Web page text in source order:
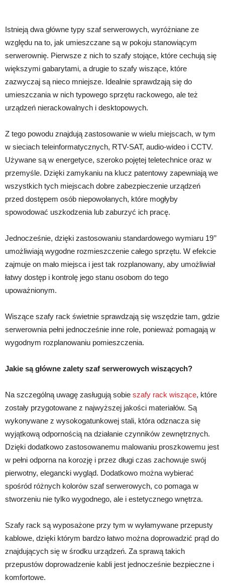
Istnieją dwa główne typy szaf serwerowych, wyróżniane ze
względu na to, jak umieszczane są w pokoju stanowiącym
serwerownię. Pierwsze z nich to szafy stojące, które cechują się
większymi gabarytami, a drugie to szafy wiszące, które
zazwyczaj są nieco mniejsze. Idealnie sprawdzają się do
umieszczania w nich typowego sprzętu rackowego, ale też
urządzeń nierackowalnych i desktopowych.
Z tego powodu znajdują zastosowanie w wielu miejscach, w tym
w sieciach teleinformatycznych, RTV-SAT, audio-wideo i CCTV.
Używane są w energetyce, szeroko pojętej teletechnice oraz w
przemyśle. Dzięki zamykaniu na klucz patentowy zapewniają we
wszystkich tych miejscach dobre zabezpieczenie urządzeń
przed dostępem osób niepowołanych, które mogłyby
spowodować uszkodzenia lub zaburzyć ich pracę.
Jednocześnie, dzięki zastosowaniu standardowego wymiaru 19’’
umożliwiają wygodne rozmieszczenie całego sprzętu. W efekcie
zajmuje on mało miejsca i jest tak rozplanowany, aby umożliwiał
łatwy dostęp i kontrolę jego stanu osobom do tego
upoważnionym.
Wiszące szafy rack świetnie sprawdzają się wszędzie tam, gdzie
serwerownia pełni jednocześnie inne role, ponieważ pomagają w
wygodnym rozplanowaniu pomieszczenia.
Jakie są główne zalety szaf serwerowych wiszących?
Na szczególną uwagę zasługują sobie szafy rack wiszące, które
zostały przygotowane z najwyższej jakości materiałów. Są
wykonywane z wysokogatunkowej stali, która odznacza się
wyjątkową odpornością na działanie czynników zewnętrznych.
Dzięki dodatkowo zastosowanemu malowaniu proszkowemu jest
w pełni odporna na korozję i przez długi czas zachowuje swój
pierwotny, elegancki wygląd. Dodatkowo można wybierać
spośród różnych kolorów szaf serwerowych, co pomaga w
stworzeniu nie tylko wygodnego, ale i estetycznego wnętrza.
Szafy rack są wyposażone przy tym w wyłamywane przepusty
kablowe, dzięki którym bardzo łatwo można doprowadzić prąd do
znajdujących się w środku urządzeń. Za sprawą takich
przepustów doprowadzenie kabli jest jednocześnie bezpieczne i
komfortowe.